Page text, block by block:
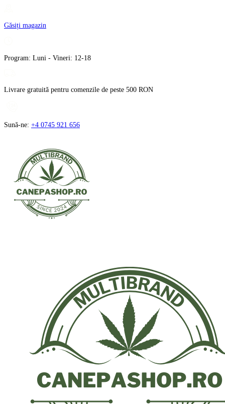
conținut
Găsiți magazin
Program: Luni - Vineri: 12-18
Livrare gratuită pentru comenzile de peste 500 RON
Sună-ne: +4 0745 921 656